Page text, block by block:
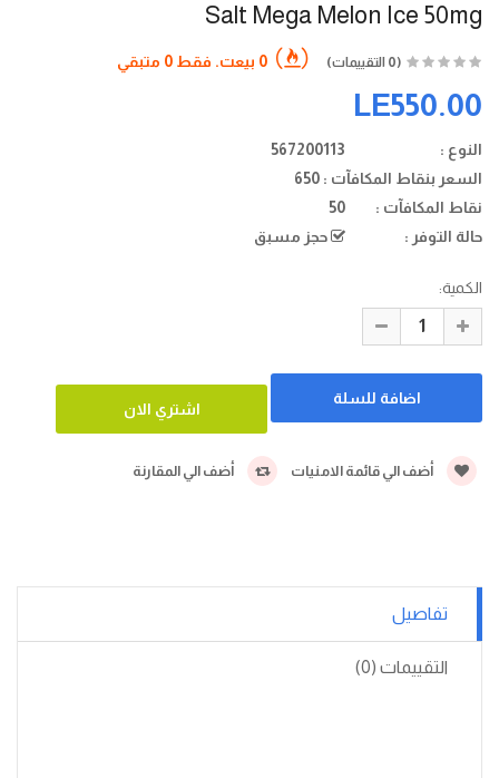
Salt Mega Melon Ice 50mg
(0 التقييمات)
LE550.00
النوع :
السعر بنقاط المكافآت :
نقاط المكافآت :
حالة التوفر :
حجز مسبق
الكمية:
أضف الي قائمة الامنيات أضف الي المقارنة
تفاصيل
التقييمات (0)